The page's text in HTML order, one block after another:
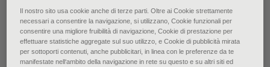
Willem de Kooning: Viaggio
in Italia
di Francesca Bardi ∙ Maggio 2024
Il nostro sito usa cookie anche di terze parti. Oltre ai Cookie strettamente
necessari a consentire la navigazione, si utilizzano, Cookie funzionali per
consentire una migliore fruibilità di navigazione, Cookie di prestazione per
effettuare statistiche aggregate sul suo utilizzo, e Cookie di pubblicità mirata
per sottoporti contenuti, anche pubblicitari, in linea con le preferenze da te
manifestate nell‘ambito della navigazione in rete su questo e su altri siti ed